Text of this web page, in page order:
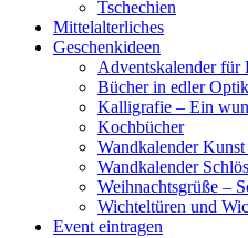
Tschechien
Mittelalterliches
Geschenkideen
Adventskalender für
Bücher in edler Optik
Kalligrafie – Ein
Kochbücher
Wandkalender
Wandkalender
Weihnachtsgrüße –
Wichteltüren und
Event eintragen